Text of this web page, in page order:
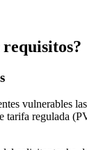
requisitos?
vulnerables
tarifa regulada